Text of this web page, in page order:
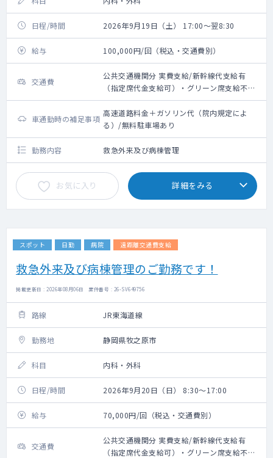
日程/時間 2026年9月19日（土） 17:00～翌8:30
給与 100,000円/回（税込・交通費別）
交通費
公共交通機関分 実費支給/新幹線代支給有
（指定席代金支給可）・グリーン席支給不可/
最寄駅からのタクシー代支給不可・路線バス
代支給可
車通勤時の補足事項
高速道路料金＋ガソリン代（院内規定によ
る）/無料駐車場あり
勤務内容 救急外来及び病棟管理
お気に入り 詳細をみる
スポット 日勤 病院 遠距離交通費支給
救急外来及び病棟管理のご勤務です！
掲載更新日 : 2026年08月06日 案件番号 : 26-SV649756
路線 JR東海道線
勤務地 静岡県牧之原市
科目 内科・外科
日程/時間 2026年9月20日（日） 8:30～17:00
給与 70,000円/回（税込・交通費別）
交通費
公共交通機関分 実費支給/新幹線代支給有
（指定席代金支給可）・グリーン席支給不可/